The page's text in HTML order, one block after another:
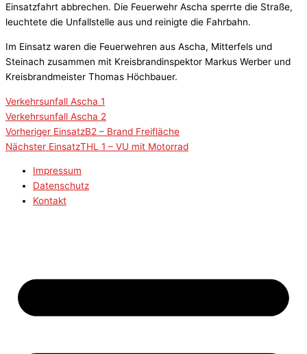
Einsatzfahrt abbrechen. Die Feuerwehr Ascha sperrte die Straße,
leuchtete die Unfallstelle aus und reinigte die Fahrbahn.
Im Einsatz waren die Feuerwehren aus Ascha, Mitterfels und
Steinach zusammen mit Kreisbrandinspektor Markus Werber und
Kreisbrandmeister Thomas Höchbauer.
Verkehrsunfall Ascha 1
Verkehrsunfall Ascha 2
Vorheriger EinsatzB2 – Brand Freifläche
Nächster EinsatzTHL 1 – VU mit Motorrad
Impressum
Datenschutz
Kontakt